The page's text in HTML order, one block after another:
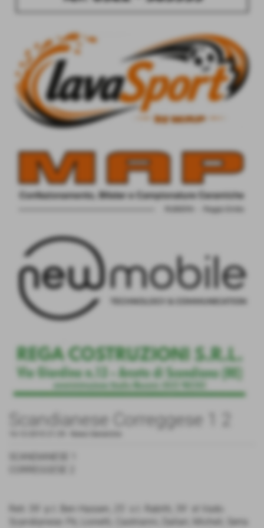
Scandianese Correggese 1 2
Reti: 39´ p.t. Ben Hassen, 25´ s.t. Rabitti, 39´ st Vado.
Scandianese: Pè, Lionetti, Castrianni, Dallari, Micheli; Serra